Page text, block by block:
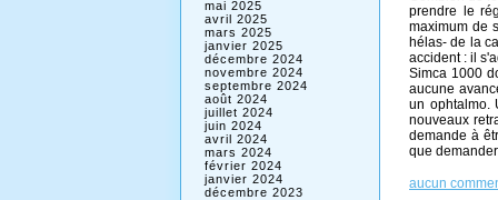
prendre le
maximum de
hélas- de la
accident : il
Simca 1000
aucune
un ophtalmo.
nouveaux
demande à
que
aucun
mai 2025
avril 2025
mars 2025
janvier 2025
décembre 2024
novembre 2024
septembre 2024
août 2024
juillet 2024
juin 2024
avril 2024
mars 2024
février 2024
janvier 2024
décembre 2023